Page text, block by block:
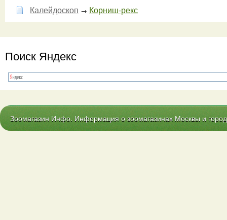
Калейдоскоп → Корниш-рекс
Поиск Яндекс
Зоомагазин Инфо. Информация о зоомагазинах Москвы и